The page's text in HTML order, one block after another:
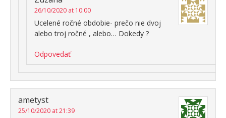
26/10/2020 at 10:00
Ucelené ročné obdobie- prečo nie dvoj
alebo troj ročné , alebo… Dokedy ?
Odpovedať
ametyst
25/10/2020 at 21:39